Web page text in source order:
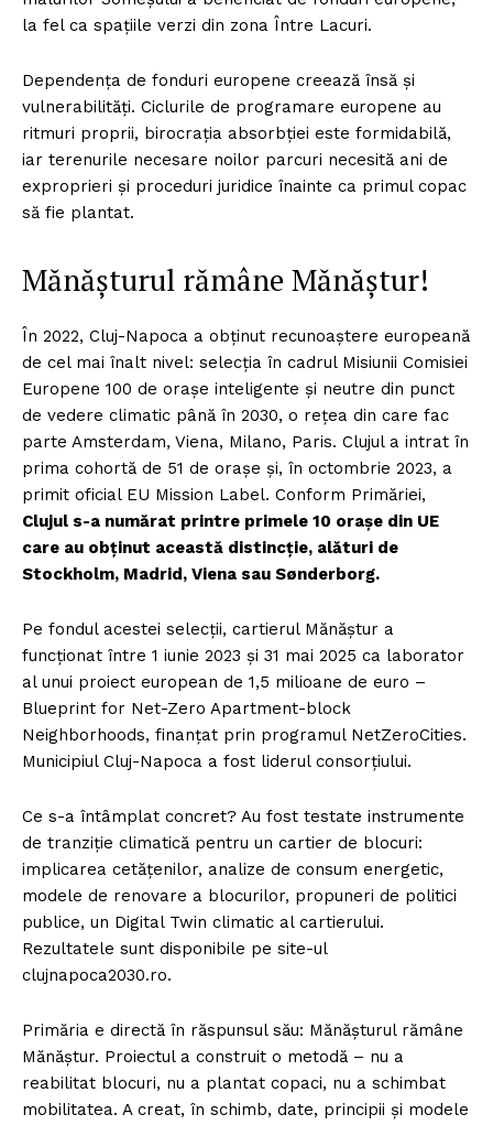
la fel ca spațiile verzi din zona Între Lacuri.
Dependența de fonduri europene creează însă și
vulnerabilități. Ciclurile de programare europene au
ritmuri proprii, birocrația absorbției este formidabilă,
iar terenurile necesare noilor parcuri necesită ani de
exproprieri și proceduri juridice înainte ca primul copac
să fie plantat.
Mănășturul rămâne Mănăștur!
În 2022, Cluj-Napoca a obținut recunoaștere europeană
de cel mai înalt nivel: selecția în cadrul Misiunii Comisiei
Europene 100 de orașe inteligente și neutre din punct
de vedere climatic până în 2030, o rețea din care fac
parte Amsterdam, Viena, Milano, Paris. Clujul a intrat în
prima cohortă de 51 de orașe și, în octombrie 2023, a
primit oficial EU Mission Label. Conform Primăriei,
Clujul s-a numărat printre primele 10 orașe din UE
care au obținut această distincție, alături de
Stockholm, Madrid, Viena sau Sønderborg.
Pe fondul acestei selecții, cartierul Mănăștur a
funcționat între 1 iunie 2023 și 31 mai 2025 ca laborator
al unui proiect european de 1,5 milioane de euro –
Blueprint for Net-Zero Apartment-block
Neighborhoods, finanțat prin programul NetZeroCities.
Municipiul Cluj-Napoca a fost liderul consorțiului.
Ce s-a întâmplat concret? Au fost testate instrumente
de tranziție climatică pentru un cartier de blocuri:
implicarea cetățenilor, analize de consum energetic,
modele de renovare a blocurilor, propuneri de politici
publice, un Digital Twin climatic al cartierului.
Rezultatele sunt disponibile pe site-ul
clujnapoca2030.ro.
Primăria e directă în răspunsul său: Mănășturul rămâne
Mănăștur. Proiectul a construit o metodă – nu a
reabilitat blocuri, nu a plantat copaci, nu a schimbat
mobilitatea. A creat, în schimb, date, principii și modele